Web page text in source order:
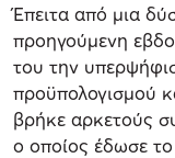
Έπειτα από μια
προηγούμενη
του την
προϋπολογισμού
βρήκε αρκετούς
ο οποίος έδωσε